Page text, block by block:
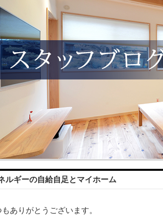
ルギーの自給自足とマイホーム
もありがとうございます。